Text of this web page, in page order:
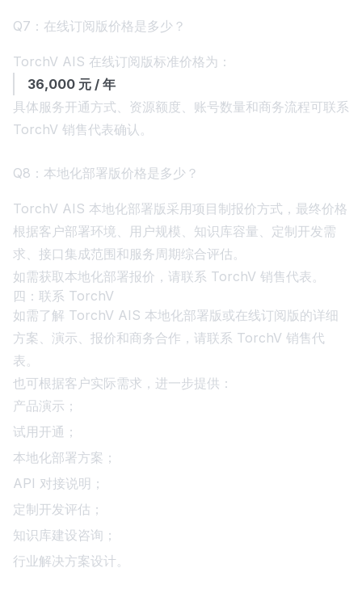
Q7：在线订阅版价格是多少？
TorchV AIS 在线订阅版标准价格为：
36,000 元 / 年
具体服务开通方式、资源额度、账号数量和商务流程可联系
TorchV 销售代表确认。
Q8：本地化部署版价格是多少？
TorchV AIS 本地化部署版采用项目制报价方式，最终价格
根据客户部署环境、用户规模、知识库容量、定制开发需
求、接口集成范围和服务周期综合评估。
如需获取本地化部署报价，请联系 TorchV 销售代表。
四：联系 TorchV
如需了解 TorchV AIS 本地化部署版或在线订阅版的详细
方案、演示、报价和商务合作，请联系 TorchV 销售代
表 。
也可根据客户实际需求，进一步提供：
产品演示；
试用开通；
本地化部署方案；
API 对接说明；
定制开发评估；
知识库建设咨询；
行业解决方案设计。